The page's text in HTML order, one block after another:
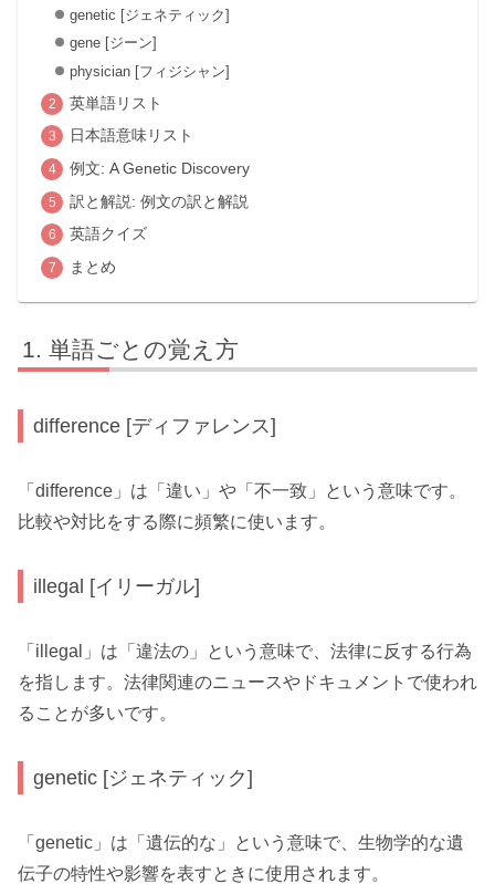
genetic [ジェネティック]
gene [ジーン]
physician [フィジシャン]
英単語リスト
日本語意味リスト
例文: A Genetic Discovery
訳と解説: 例文の訳と解説
英語クイズ
まとめ
単語ごとの覚え方
difference [ディファレンス]
「difference」は「違い」や「不一致」という意味です。
比較や対比をする際に頻繁に使います。
illegal [イリーガル]
「illegal」は「違法の」という意味で、法律に反する行為
を指します。法律関連のニュースやドキュメントで使われ
ることが多いです。
genetic [ジェネティック]
「genetic」は「遺伝的な」という意味で、生物学的な遺
伝子の特性や影響を表すときに使用されます。